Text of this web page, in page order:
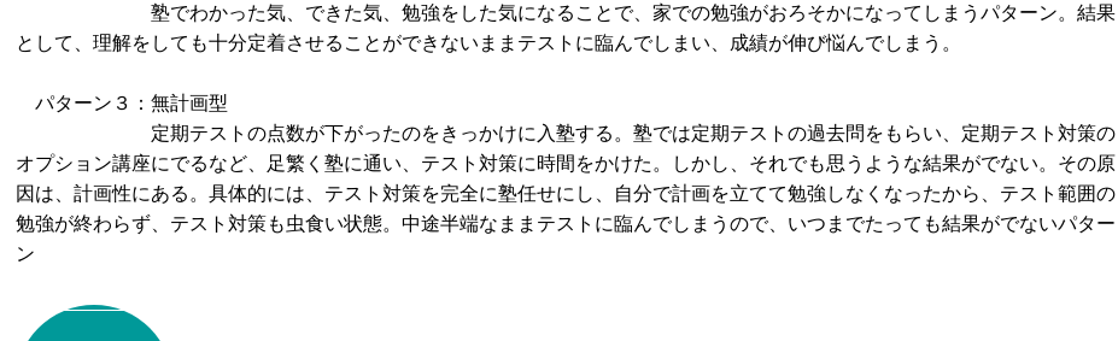
塾でわかった気、できた気、勉強をした気になることで、家での勉強がおろそかになってしまうパターン。結果
として、理解をしても十分定着させることができないままテストに臨んでしまい、成績が伸び悩んでしまう。
パターン３：無計画型
定期テストの点数が下がったのをきっかけに入塾する。塾では定期テストの過去問をもらい、定期テスト対策の
オプション講座にでるなど、足繁く塾に通い、テスト対策に時間をかけた。しかし、それでも思うような結果がでない。その原
因は、計画性にある。具体的には、テスト対策を完全に塾任せにし、自分で計画を立てて勉強しなくなったから、テスト範囲の
勉強が終わらず、テスト対策も虫食い状態。中途半端なままテストに臨んでしまうので、いつまでたっても結果がでないパター
ン